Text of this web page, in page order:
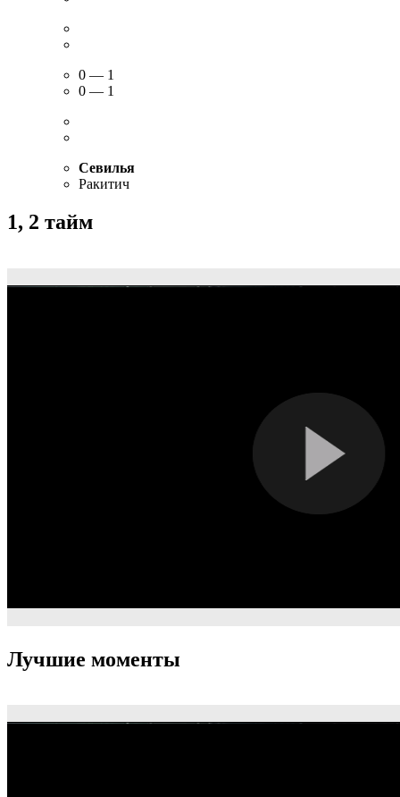
0 — 1
0 — 1
Севилья
Ракитич
1, 2 тайм
Лучшие моменты